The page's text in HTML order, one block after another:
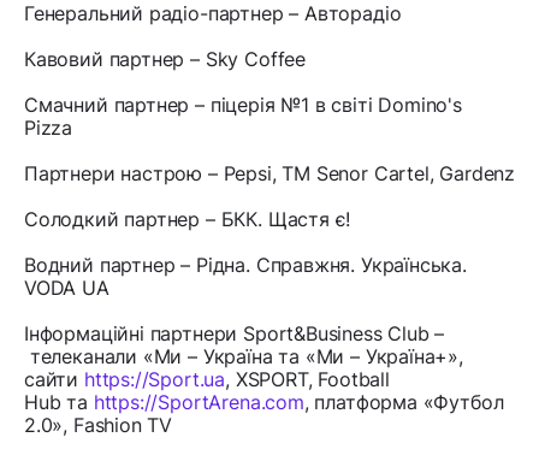
Генеральний радіо-партнер – Авторадіо
Кавовий партнер – Sky Coffee
Смачний партнер – піцерія №1 в світі Domino's
Pizza
Партнери настрою – Pepsi, ТМ Senor Cartel, Gardenz
Солодкий партнер – БКК. Щастя є!
Водний партнер – Рідна. Справжня. Українська.
VODA UA
Інформаційні партнери Sport&Business Club –
телеканали «Ми – Україна та «Ми – Україна+»,
сайти https://Sport.ua, XSPORT, Football
Hub та https://SportArena.com, платформа «Футбол
2.0», Fashion TV